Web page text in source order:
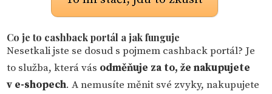
Co je to cashback portál a jak funguje
Nesetkali jste se dosud s pojmem cashback portál? Je
to služba, která vás odměňuje za to, že nakupujete
v e-shopech. A nemusíte měnit své zvyky, nakupujete